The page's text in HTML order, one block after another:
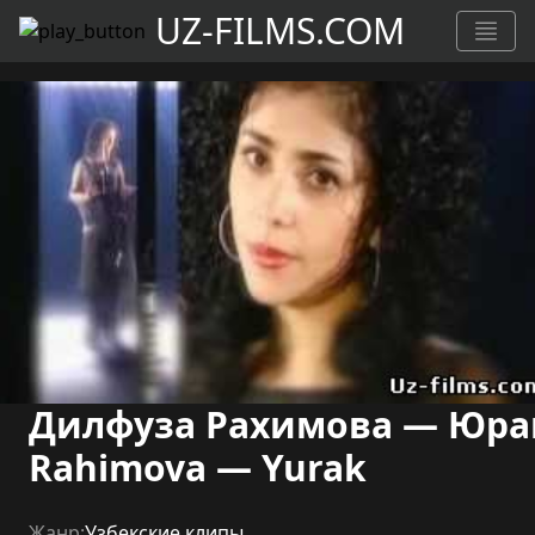
UZ-FILMS.COM
Дилфуза Рахимова —
Rahimova — Yurak